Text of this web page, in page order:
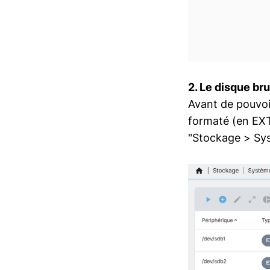
2. Le disque
Avant de
formaté (en
"Stockage >